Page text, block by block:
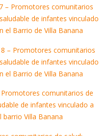
– Promotores comunitarios
de infantes vinculado
el Barrio de Villa Banana
– Promotores comunitarios
de infantes vinculado
el Barrio de Villa Banana
comunitarios de
de infantes vinculado a
barrio Villa Banana